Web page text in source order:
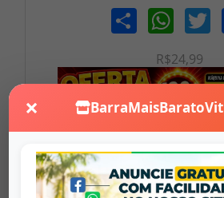
×
Share WhatsApp
R$24,99